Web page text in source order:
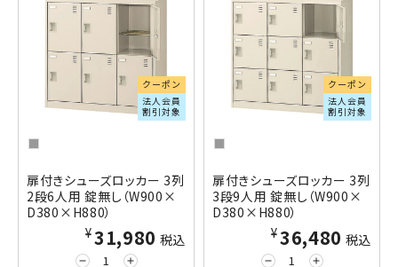
クーポン
法人会員
割引対象
扉付きシューズロッカー 3列
2段6人用 錠無し（W900×
D380×H880）
remove add
¥31,980 税込
クーポン
法人会員
割引対象
扉付きシューズロッカー 3列
3段9人用 錠無し（W900×
D380×H880）
remove add
¥36,480 税込